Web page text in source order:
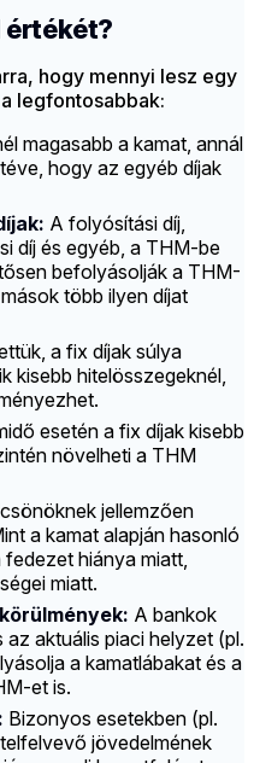
értékét?
hogy mennyi lesz egy
legfontosabbak:
magasabb a kamat, annál
hogy az egyéb díjak
A folyósítási díj,
díj és egyéb, a THM-be
befolyásolják a THM-
több ilyen díjat
a fix díjak súlya
kisebb hitelösszegeknél,
esetén a fix díjak kisebb
növelheti a THM
jellemzően
a kamat alapján hasonló
hiánya miatt,
miatt.
A bankok
aktuális piaci helyzet (pl.
a kamatlábakat és a
et is.
Bizonyos esetekben (pl.
jövedelmének